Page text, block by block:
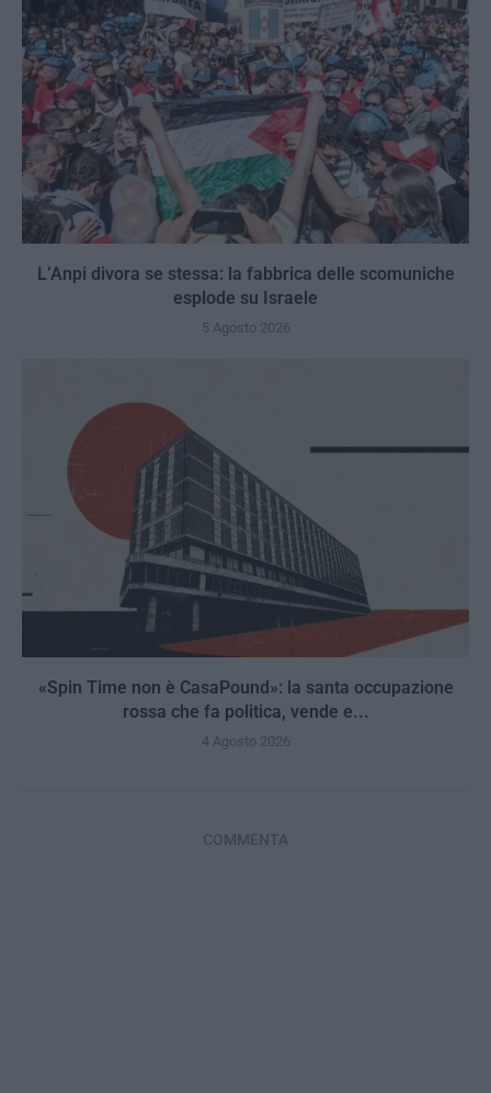
L’Anpi divora se stessa: la fabbrica delle scomuniche
esplode su Israele
5 Agosto 2026
«Spin Time non è CasaPound»: la santa occupazione
rossa che fa politica, vende e...
4 Agosto 2026
COMMENTA